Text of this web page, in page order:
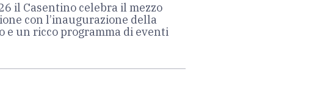
il Casentino celebra il mezzo
con l’inaugurazione della
un ricco programma di eventi